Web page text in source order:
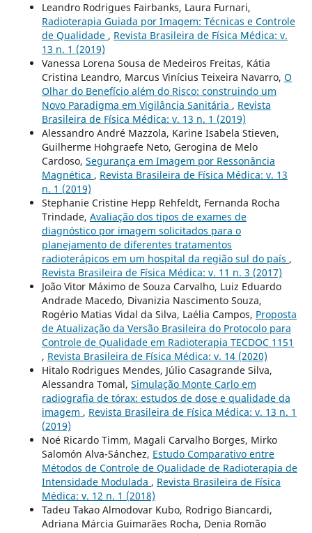
Leandro Rodrigues Fairbanks, Laura Furnari,
Radioterapia Guiada por Imagem: Técnicas e Controle
de Qualidade , Revista Brasileira de Física Médica: v.
13 n. 1 (2019)
Vanessa Lorena Sousa de Medeiros Freitas, Kátia
Cristina Leandro, Marcus Vinícius Teixeira Navarro, O
Olhar do Benefício além do Risco: construindo um
Novo Paradigma em Vigilância Sanitária , Revista
Brasileira de Física Médica: v. 13 n. 1 (2019)
Alessandro André Mazzola, Karine Isabela Stieven,
Guilherme Hohgraefe Neto, Gerogina de Melo
Cardoso, Segurança em Imagem por Ressonância
Magnética , Revista Brasileira de Física Médica: v. 13
n. 1 (2019)
Stephanie Cristine Hepp Rehfeldt, Fernanda Rocha
Trindade, Avaliação dos tipos de exames de
diagnóstico por imagem solicitados para o
planejamento de diferentes tratamentos
radioterápicos em um hospital da região sul do país ,
Revista Brasileira de Física Médica: v. 11 n. 3 (2017)
João Vitor Máximo de Souza Carvalho, Luiz Eduardo
Andrade Macedo, Divanizia Nascimento Souza,
Rogério Matias Vidal da Silva, Laélia Campos, Proposta
de Atualização da Versão Brasileira do Protocolo para
Controle de Qualidade em Radioterapia TECDOC 1151
, Revista Brasileira de Física Médica: v. 14 (2020)
Hitalo Rodrigues Mendes, Júlio Casagrande Silva,
Alessandra Tomal, Simulação Monte Carlo em
radiografia de tórax: estudos de dose e qualidade da
imagem , Revista Brasileira de Física Médica: v. 13 n. 1
(2019)
Noé Ricardo Timm, Magali Carvalho Borges, Mirko
Salomón Alva-Sánchez, Estudo Comparativo entre
Métodos de Controle de Qualidade de Radioterapia de
Intensidade Modulada , Revista Brasileira de Física
Médica: v. 12 n. 1 (2018)
Tadeu Takao Almodovar Kubo, Rodrigo Biancardi,
Adriana Márcia Guimarães Rocha, Denia Romão